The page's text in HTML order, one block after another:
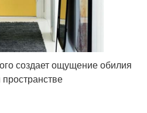
создает ощущение обилия
пространстве